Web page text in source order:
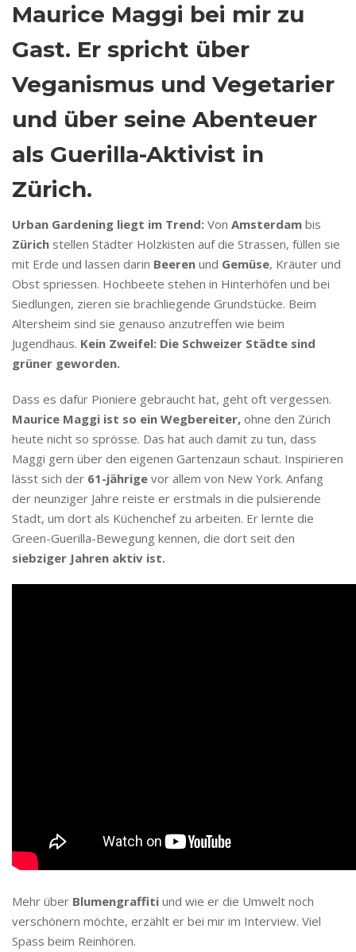
Maurice Maggi bei mir zu
Gast. Er spricht über
Veganismus und Vegetarier
und über seine Abenteuer
als Guerilla-Aktivist in
Zürich.
Urban Gardening liegt im Trend: Von Amsterdam bis
Zürich stellen Städter Holzkisten auf die Strassen, füllen sie
mit Erde und lassen darin Beeren und Gemüse, Kräuter und
Obst spriessen. Hochbeete stehen in Hinterhöfen und bei
Siedlungen, zieren sie brachliegende Grundstücke. Beim
Altersheim sind sie genauso anzutreffen wie beim
Jugendhaus. Kein Zweifel: Die Schweizer Städte sind
grüner geworden.
Dass es dafür Pioniere gebraucht hat, geht oft vergessen.
Maurice Maggi ist so ein Wegbereiter, ohne den Zürich
heute nicht so sprösse. Das hat auch damit zu tun, dass
Maggi gern über den eigenen Gartenzaun schaut. Inspirieren
lässt sich der 61-jährige vor allem von New York. Anfang
der neunziger Jahre reiste er erstmals in die pulsierende
Stadt, um dort als Küchenchef zu arbeiten. Er lernte die
Green-Guerilla-Bewegung kennen, die dort seit den
siebziger Jahren aktiv ist.
Mehr über Blumengraffiti und wie er die Umwelt noch
verschönern möchte, erzählt er bei mir im Interview. Viel
Spass beim Reinhören.